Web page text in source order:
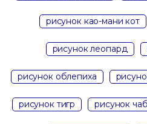
рисунок као-мани кот
рисунок леопард
рисунок облепиха
рисунок тигр рисунок